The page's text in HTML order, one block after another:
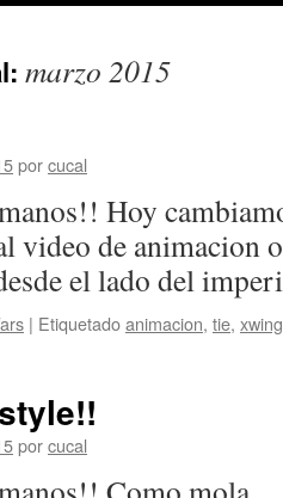
marzo 2015
porcucal
Hoy
video de animacion
el lado del
| Etiquetadoanimacion, tie, xwing
porcucal